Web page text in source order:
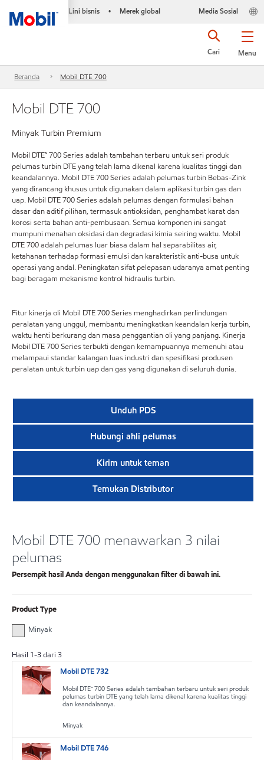
Lini bisnis • Merek global Media Sosial
Menu
Cari
Beranda Mobil DTE 700
Mobil DTE 700
Minyak Turbin Premium
Mobil DTE™ 700 Series adalah tambahan terbaru untuk seri produk
pelumas turbin DTE yang telah lama dikenal karena kualitas tinggi dan
keandalannya. Mobil DTE 700 Series adalah pelumas turbin Bebas-Zink
yang dirancang khusus untuk digunakan dalam aplikasi turbin gas dan
uap. Mobil DTE 700 Series adalah pelumas dengan formulasi bahan
dasar dan aditif pilihan, termasuk antioksidan, penghambat karat dan
korosi serta bahan anti-pembusaan. Semua komponen ini sangat
mumpuni menahan oksidasi dan degradasi kimia seiring waktu. Mobil
DTE 700 adalah pelumas luar biasa dalam hal separabilitas air,
ketahanan terhadap formasi emulsi dan karakteristik anti-busa untuk
operasi yang andal. Peningkatan sifat pelepasan udaranya amat penting
bagi beragam mekanisme kontrol hidraulis turbin.
Fitur kinerja oli Mobil DTE 700 Series menghadirkan perlindungan
peralatan yang unggul, membantu meningkatkan keandalan kerja turbin,
waktu henti berkurang dan masa penggantian oli yang panjang. Kinerja
Mobil DTE 700 Series terbukti dengan kemampuannya memenuhi atau
melampaui standar kalangan luas industri dan spesifikasi produsen
peralatan untuk turbin uap dan gas yang digunakan di seluruh dunia.
Unduh PDS
Hubungi ahli pelumas
Kirim untuk teman
Temukan Distributor
Mobil DTE 700 menawarkan 3 nilai
pelumas
Persempit hasil Anda dengan menggunakan filter di bawah ini.
Product Type
Minyak
Hasil 1-3dari 3
Mobil DTE 732
Mobil DTE™ 700 Series adalah tambahan terbaru untuk seri produk
pelumas turbin DTE yang telah lama dikenal karena kualitas tinggi
dan keandalannya.
Minyak
Mobil DTE 746